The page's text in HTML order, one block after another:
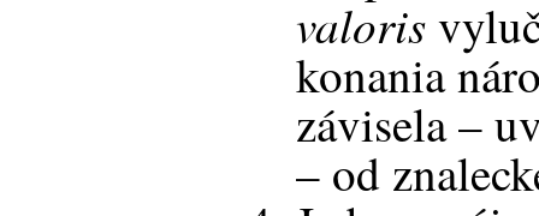
valoris
konania
závisela –
– od